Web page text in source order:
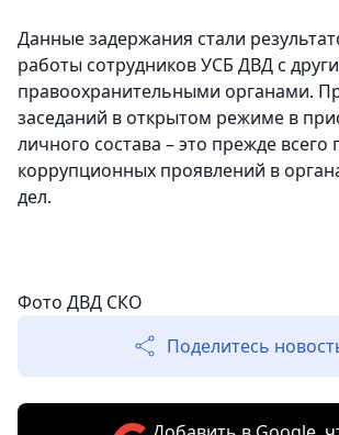
Данные задержания стали
работы сотрудников УСБ ДВД с
правоохранительными органами.
заседаний в открытом режиме в
личного состава – это прежде всего
коррупционных проявлений в
дел.
Фото ДВД СКО
Поделитесь